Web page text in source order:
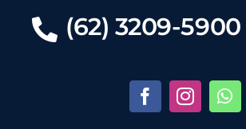
(62) 3209-5900